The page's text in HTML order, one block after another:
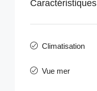
Caractéristiques
Climatisation
Vue mer